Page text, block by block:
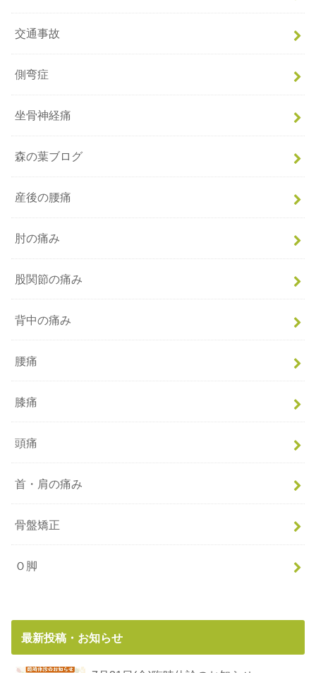
交通事故
側弯症
坐骨神経痛
森の葉ブログ
産後の腰痛
肘の痛み
股関節の痛み
背中の痛み
腰痛
膝痛
頭痛
首・肩の痛み
骨盤矯正
Ｏ脚
最新投稿・お知らせ